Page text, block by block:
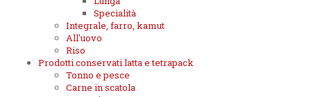
Specialità
Integrale, farro, kamut
All'uovo
Riso
Prodotti conservati latta e tetrapack
Tonno e pesce
Carne in scatola